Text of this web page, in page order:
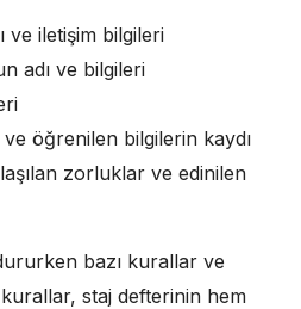
ve iletişim bilgileri
adı ve bilgileri
öğrenilen bilgilerin kaydı
zorluklar ve edinilen
bazı kurallar ve
staj defterinin hem